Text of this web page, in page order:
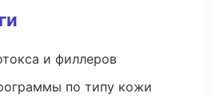
и филлеров
по типу кожи